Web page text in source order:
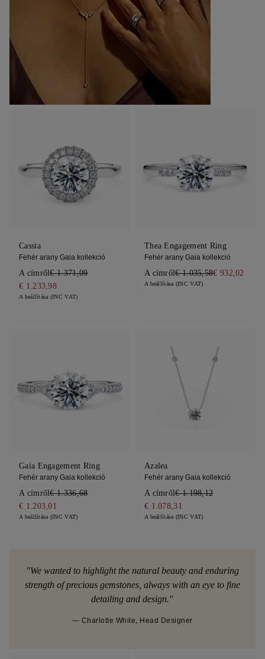
"We wanted to highlight the natural beauty and enduring
strength of precious gemstones, always with an eye to fine
detailing and design."
— Charlotte White, Head Designer
Cassia
Fehér arany Gaia kollekció
A címről€ 1.371,09
€ 1.233,98
A beállítása (INC VAT)
Thea Engagement Ring
Fehér arany Gaia kollekció
A címről€ 1.035,58€ 932,02
A beállítása (INC VAT)
Gaia Engagement Ring
Fehér arany Gaia kollekció
A címről€ 1.336,68
€ 1.203,01
A beállítása (INC VAT)
Azalea
Fehér arany Gaia kollekció
A címről€ 1.198,12
€ 1.078,31
A beállítása (INC VAT)